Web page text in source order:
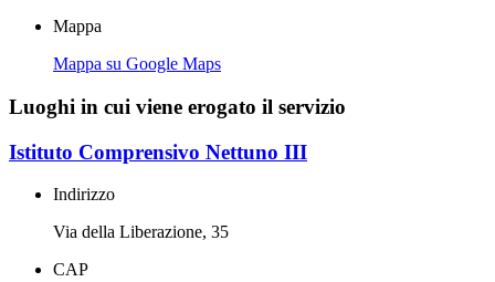
Mappa
Mappa su Google Maps
Luoghi in cui viene erogato il servizio
Istituto Comprensivo Nettuno III
Indirizzo
Via della Liberazione, 35
CAP